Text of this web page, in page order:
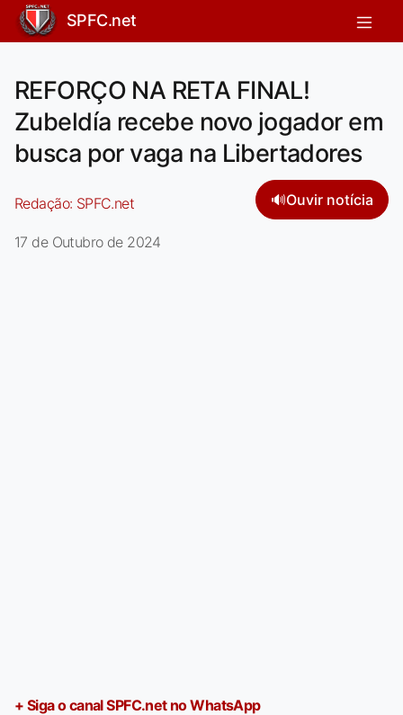
SPFC.net
REFORÇO NA RETA FINAL!
Zubeldía recebe novo jogador em
busca por vaga na Libertadores
Redação: SPFC.net 🔊Ouvir notícia
17 de Outubro de 2024
+ Siga o canal SPFC.net no WhatsApp